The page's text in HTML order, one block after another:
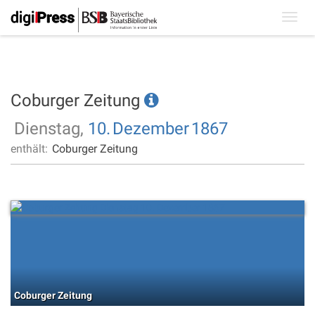
Coburger Zeitung
Dienstag, 10. Dezember1867
enthält: Coburger Zeitung
Coburger Zeitung